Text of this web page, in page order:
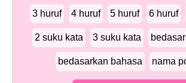
3 huruf 4 huruf 5 huruf 6 huruf
2 suku kata 3 suku kata
bedasarkan bahasa nama